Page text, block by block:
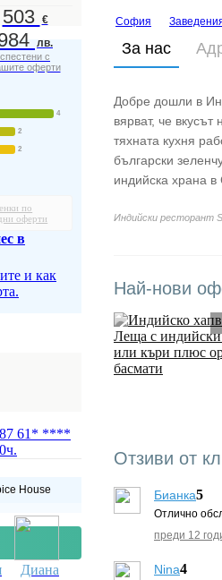
503 €
лв.
спестени с
оферти
4
2
2
по
оферти
в
и как
61* ****
House
Диана
София
За нас
Добре дошли в
вярват, че
тяхната кухня
български
индийска храна в
Индийски ресторант
Най-нови
Отзиви от
Бианка5
Отлично
преди 12
Nina4